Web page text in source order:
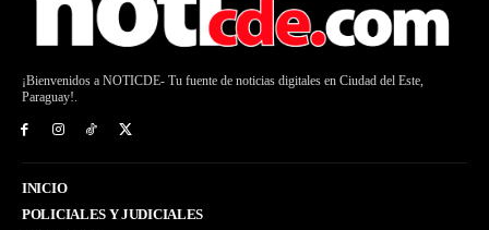
¡Bienvenidos a NOTICDE- Tu fuente de noticias digitales en Ciudad del Este,
Paraguay!.
INICIO
POLICIALES Y JUDICIALES